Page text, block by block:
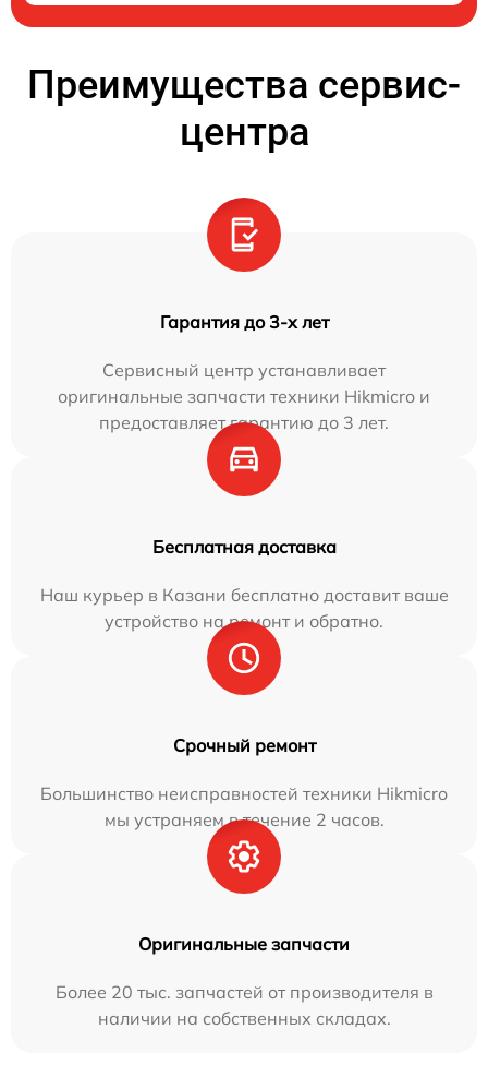
Преимущества сервис-
центра
Гарантия до 3-х лет
Сервисный центр устанавливает
оригинальные запчасти техники Hikmicro и
предоставляет гарантию до 3 лет.
Бесплатная доставка
Наш курьер в Казани бесплатно доставит ваше
устройство на ремонт и обратно.
Срочный ремонт
Большинство неисправностей техники Hikmicro
мы устраняем в течение 2 часов.
Оригинальные запчасти
Более 20 тыс. запчастей от производителя в
наличии на собственных складах.